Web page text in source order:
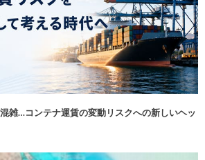
雑…コンテナ運賃の変動リスクへの新しいヘッ